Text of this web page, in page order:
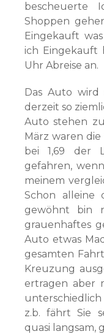
bescheuerte
Shoppen
Eingekauft
ich Eingekauft
Uhr Abreise an.
Das Auto wird
derzeit so
Auto stehen
März waren
bei 1,69 der
gefahren,
meinem
Schon alleine
gewöhnt bin
grauenhaftes
Auto etwas
gesamten
Kreuzung
ertragen aber
z.b. fährt Sie
quasi langsam,